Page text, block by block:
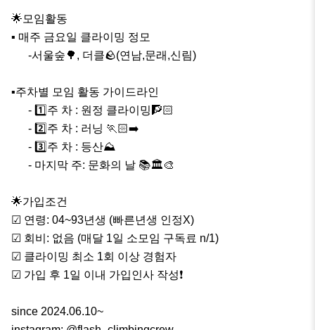
🌟모임활동
▪️ 매주 금요일 클라이밍 정모
▪️주차별 모임 활동 가이드라인
🌟가입조건
☑ 연령: 04~93년생 (빠른년생 인정X)
☑ 회비: 없음 (매달 1일 소모임 구독료 n/1)
☑ 클라이밍 최소 1회 이상 경험자
☑ 가입 후 1일 이내 가입인사 작성❗️
since 2024.06.10~